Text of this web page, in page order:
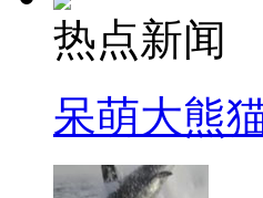
热点新闻
呆萌大熊